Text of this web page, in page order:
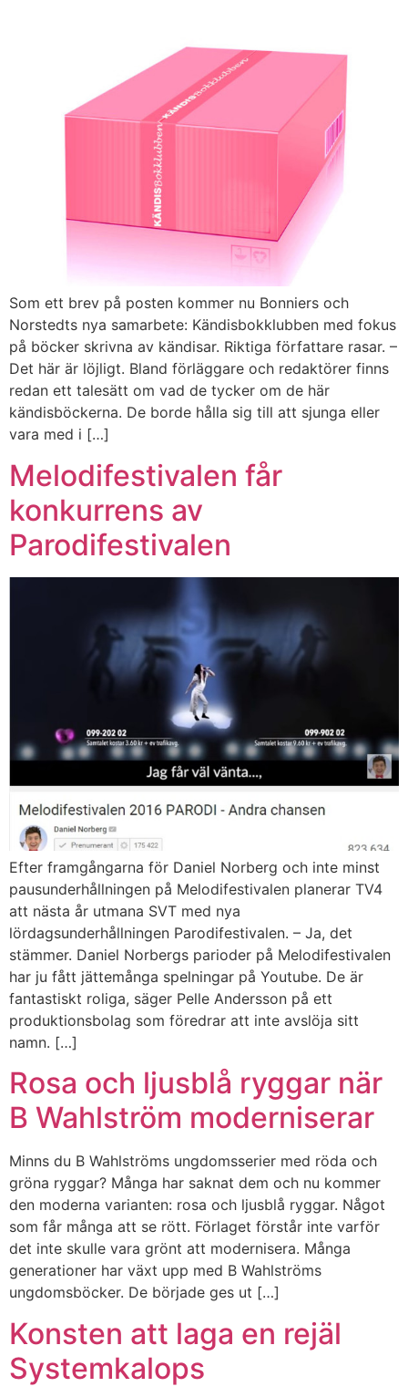
Som ett brev på posten kommer nu Bonniers och
Norstedts nya samarbete: Kändisbokklubben med fokus
på böcker skrivna av kändisar. Riktiga författare rasar. –
Det här är löjligt. Bland förläggare och redaktörer finns
redan ett talesätt om vad de tycker om de här
kändisböckerna. De borde hålla sig till att sjunga eller
vara med i […]
Melodifestivalen får
konkurrens av
Parodifestivalen
Efter framgångarna för Daniel Norberg och inte minst
pausunderhållningen på Melodifestivalen planerar TV4
att nästa år utmana SVT med nya
lördagsunderhållningen Parodifestivalen. – Ja, det
stämmer. Daniel Norbergs parioder på Melodifestivalen
har ju fått jättemånga spelningar på Youtube. De är
fantastiskt roliga, säger Pelle Andersson på ett
produktionsbolag som föredrar att inte avslöja sitt
namn. […]
Rosa och ljusblå ryggar när
B Wahlström moderniserar
Minns du B Wahlströms ungdomsserier med röda och
gröna ryggar? Många har saknat dem och nu kommer
den moderna varianten: rosa och ljusblå ryggar. Något
som får många att se rött. Förlaget förstår inte varför
det inte skulle vara grönt att modernisera. Många
generationer har växt upp med B Wahlströms
ungdomsböcker. De började ges ut […]
Konsten att laga en rejäl
Systemkalops